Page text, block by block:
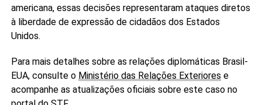
americana, essas decisões representaram ataques diretos
à liberdade de expressão de cidadãos dos Estados
Unidos.
Para mais detalhes sobre as relações diplomáticas Brasil-
EUA, consulte o Ministério das Relações Exteriores e
acompanhe as atualizações oficiais sobre este caso no